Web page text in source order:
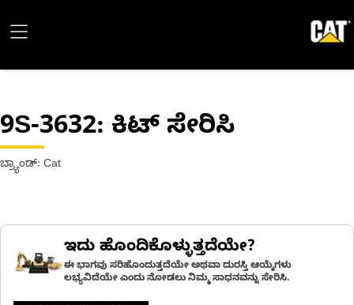
9S-3632: ಕಿಟ್ ಸೇರಿಸಿ
ಬ್ರ್ಯಾಂಡ್: Cat
ಇದು ಹೊಂದಿಕೊಳ್ಳುತ್ತದೆಯೇ?
ಈ ಭಾಗವು ಸರಿಹೊಂದುತ್ತದೆಯೇ ಅಥವಾ ದುರಸ್ತಿ ಆಯ್ಕೆಗಳು
ಲಭ್ಯವಿದೆಯೇ ಎಂದು ನೋಡಲು ನಿಮ್ಮ ಸಾಧನವನ್ನು ಸೇರಿಸಿ.